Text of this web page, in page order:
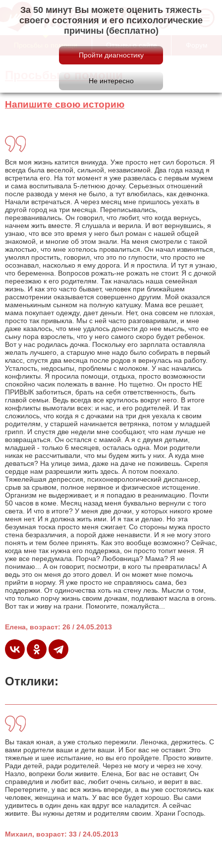
За 50 минут Вы можете оценить тяжесть
своего состояния и его психологические
причины (бесплатно)
Просьбы о помощи Отзывы о сайте
Просьбы о помощи
Напишите свою историю
Вся моя жизнь катится вникуда. Уже просто нет сил бороться. Я
всегда была веселой, сильной, независимой. Два года назад я
встретила его. На тот момент я уже развелась с первым мужем
и сама воспитывала 5-летнюю дочку. Серьезных отношений
после развода у меня не было, а тут влюбилась, как девчонка.
Начали встречаться. А через месяц мне пришлось уехать в
другой город на три месяца. Переписывались,
перезванивались. Он говорил, что любит, что когда вернусь,
начнем жить вместе. Я слушала и верила. И вот вернувшись, я
узнаю, что все это время у него был роман с нашей общей
знакомой, и многие об этом знали. На меня смотрели с такой
жалостью, что мне хотелось провалиться. Он начал извиняться,
умолял простить, говорил, что это по глупости, что просто не
осознавал, насколько я ему дорога. И я простила. И тут я узнаю,
что беременна. Вопросов рожать-не рожать не стоит. Я с дочкой
переезжаю к его родителям. Так началась наша семейная
жизнь. И как это часто бывает, человек при ближайшем
рассмотрении оказывается совершенно другим. Мой оказался
маменькиным сынком на полную катушку. Мама все решает,
мама покупает одежду, дает деньги. Нет, она совсем не плохая,
просто так привыкла. Мы с ней часто разговаривали, и мне
даже казалось, что мне удалось донести до нее мысль, что ее
сыну пора взрослеть, что у него самого скоро будет ребенок.
Вот у нас родилась дочка. Поскольку его зарплата оставляла
желать лучшего, а старшую мне надо было собирать в первый
класс, спустя два месяца после родов я вернулась на работу.
Усталость, недосыпы, проблемы с молоком. У нас начались
конфликты. Я просила помощи, отдыха, просто возможности
спокойно часик полежать в ванне. Но тщетно. Он просто НЕ
ПРИВЫК заботиться, брать на себя ответственность, быть
главой семьи. Ведь всегда все крутилось вокруг него. В итоге
конфликты вымотали всех: и нас, и его родителей. И так
сложилось, что когда я с дочками на три дня уехала к своим
родителям, у старшей начинается ветрянка, потом у младшей
грипп. И спустя две недели мне сообщают, что нам лучше не
возвращаться. Он остался с мамой. А я с двумя детьми,
младшей - только 6 месяцев, осталась одна. Мои родители
никак не рассчитывали, что мы будем жить у них. А куда мне
деваться? На улице зима, даже на даче не поживешь. Скрепя
сердце нам разрешили жить здесь. А потом поехало.
Тяжелейшая депрессия, психоневрологический диспансер,
срыв за срывом, полное нервное и физическое истощение.
Организм не выдерживает, и я попадаю в реанимацию. Почти
50 часов в коме. Месяц назад меня буквально вернули с того
света. И что в итоге? У меня две дочки, у которых никого кроме
меня нет. И я должна жить ими. И я так и делаю. Но эта
безумная тоска просто меня сжигает. Со стороны мужа просто
стена безразличия, а порой даже ненависти. И я не могу этого
понять и тем более принять. Как это вообще возможно? Сейчас,
когда мне так нужна его поддержка, он просто топит меня. Я
уже все передумала. Порча? Любовница? Мама? Я не
понимаю... А он говорит, посмотри, в кого ты превратилась! А
ведь это он меня до этого довел. И он может мне помочь
прийти в норму. Я уже просто не справляюсь сама, без
поддержки. От одиночества хоть на стену лезь. Мысли о том,
что только порчу жизнь своим дочкам, подливают масла в огонь.
Вот так и живу на грани. Помогите, пожалуйста...
Елена, возраст: 26 / 24.05.2013
Отклики:
Вы такая юная, а уже столько пережили. Леночка, держитесь. С
вами родители ваши и дети ваши. И Бог вас не оставит. Это
тяжелые и шее испытание, но вы его пройдете. Просто живите.
Ради детей, ради родителей. Через не могу и через не хочу.
Назло, вопреки боли живите. Елена, Бог вас не оставит, Он
справедлив и любит вас, любит очень сильно, и верит в вас.
Перетерпите, у вас вся жизнь впереди, а вы уже состоялись как
человек, женщина и мать. У вас все будет хорошо. Вы сами
удивитесь в один день как вдруг все наладится. А сейчас
живите. Вы нужны детям и родителям своим. Храни Господь.
Михаил, возраст: 33 / 24.05.2013